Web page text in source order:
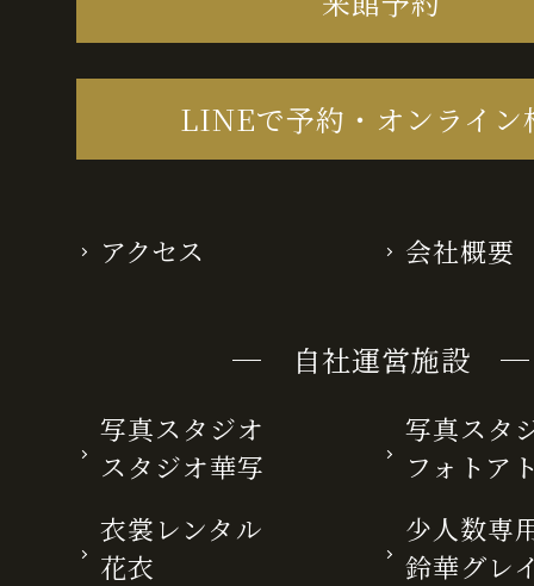
LINEで予約・オンライン
アクセス 会社概要
─ 自社運営施設 ─
写真スタジオ
スタジオ華写
写真スタ
フォトア
衣裳レンタル
花衣
少人数専
鈴華グレ